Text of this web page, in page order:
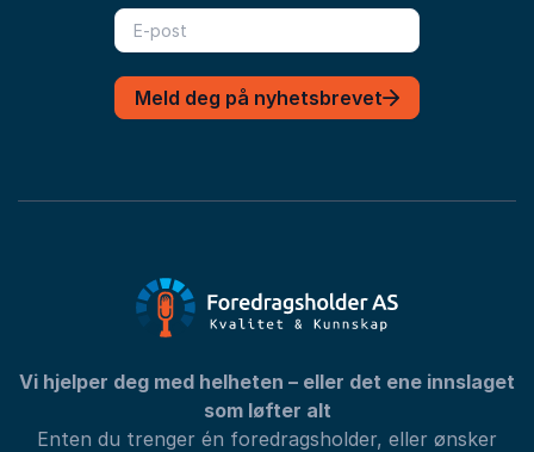
Meld deg på nyhetsbrevet
Vi hjelper deg med helheten – eller det ene innslaget
som løfter alt
Enten du trenger én foredragsholder, eller ønsker